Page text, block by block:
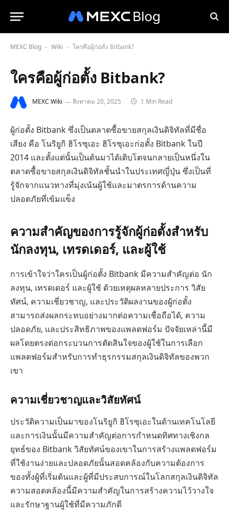
MEXC Blog - Wiki - ใครคือผู้ก่อตั้ง Bitbank?
ใครคือผู้ก่อตั้ง Bitbank?
MEXC Wiki สิงหาคม 20, 2025 1 Min Read
ผู้ก่อตั้ง Bitbank ซึ่งเป็นตลาดซื้อขายสกุลเงินดิจิทัลที่มีชื่อ
เสียง คือ โนริยูกิ ฮิโรซุเอะ ฮิโรซุเอะก่อตั้ง Bitbank ในปี
2014 และตั้งแต่นั้นเป็นต้นมาได้เติบโตจนกลายเป็นหนึ่งใน
ตลาดซื้อขายสกุลเงินดิจิทัลชั้นนำในประเทศญี่ปุ่น ซึ่งเป็นที่
รู้จักจากแนวทางที่มุ่งเน้นผู้ใช้และมาตรการด้านความ
ปลอดภัยที่เข้มแข็ง
ความสำคัญของการรู้จักผู้ก่อตั้งสำหรับ
นักลงทุน, เทรดเดอร์, และผู้ใช้
การเข้าใจว่าใครเป็นผู้ก่อตั้ง Bitbank มีความสำคัญต่อ นัก
ลงทุน, เทรดเดอร์ และผู้ใช้ ด้วยเหตุผลหลายประการ วิสัย
ทัศน์, ความเชี่ยวชาญ, และประวัติผลงานของผู้ก่อตั้ง
สามารถส่งผลกระทบอย่างมากต่อความเชื่อถือได้, ความ
ปลอดภัย, และประสิทธิภาพของแพลตฟอร์ม ปัจจัยเหล่านี้มี
ผลโดยตรงต่อกระบวนการตัดสินใจของผู้ใช้ในการเลือก
แพลตฟอร์มสำหรับการทำธุรกรรมสกุลเงินดิจิทัลของพวก
เขา
ความเชี่ยวชาญและวิสัยทัศน์
ประวัติความเป็นมาของโนริยูกิ ฮิโรซุเอะในด้านเทคโนโลยี
และการเงินนั้นมีความสำคัญต่อการกำหนดทิศทางเชิงกล
ยุทธ์ของ Bitbank วิสัยทัศน์ของเขาในการสร้างแพลตฟอร์ม
ที่ใช้งานง่ายและปลอดภัยนั้นสอดคล้องกับความต้องการ
ของทั้งผู้ที่เริ่มต้นและผู้ที่มีประสบการณ์ในโลกสกุลเงินดิจิทัล
ความสอดคล้องนี้มีความสำคัญในการสร้างความไว้วางใจ
และรักษาฐานผู้ใช้ที่มีความภักดี